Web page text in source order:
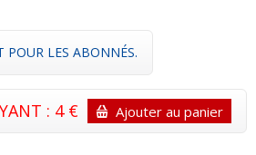
POUR LES ABONNÉS.
: 4 € Ajouter au panier